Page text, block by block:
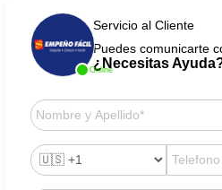
Online
Servicio al Cliente
Puedes comunicarte
¿Necesitas